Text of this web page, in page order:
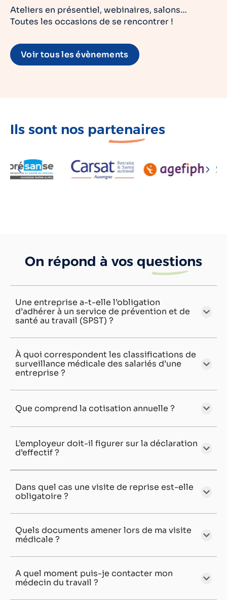
Ateliers en présentiel, webinaires, salons…
Toutes les occasions de se rencontrer !
Voir tous les évènements
Ils sont nos partenaires
On répond à vos questions
Une entreprise a-t-elle l’obligation
d’adhérer à un service de prévention et de
santé au travail (SPST) ?
À quoi correspondent les classifications de
surveillance médicale des salariés d’une
entreprise ?
Que comprend la cotisation annuelle ?
L’employeur doit-il figurer sur la déclaration
d’effectif ?
Dans quel cas une visite de reprise est-elle
obligatoire ?
Quels documents amener lors de ma visite
médicale ?
A quel moment puis-je contacter mon
médecin du travail ?